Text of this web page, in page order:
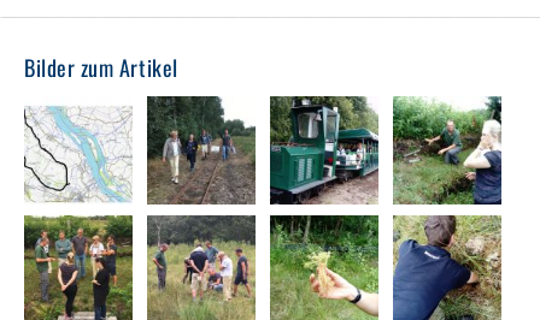
Bilder zum Artikel